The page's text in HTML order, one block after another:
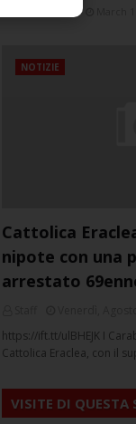
NOTIZIE
Cattolica
nipote con una
arrestato
https://ift.tt/ulBHEJK I
Cattolica Eraclea, con il
VISITE DI QUESTA